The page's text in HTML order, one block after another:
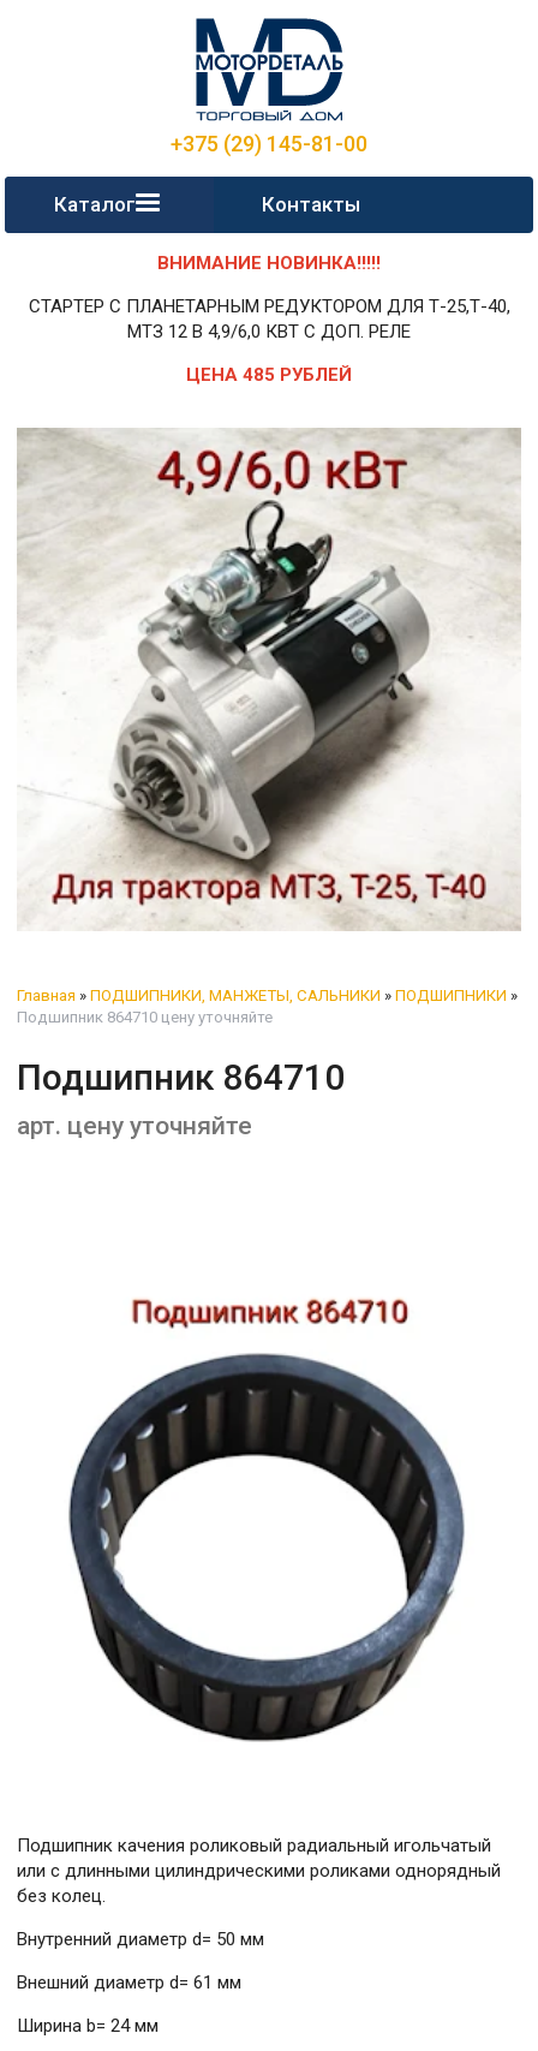
+375 (29) 145-81-00
Каталог Контакты
ВНИМАНИЕ НОВИНКА!!!!!
СТАРТЕР С ПЛАНЕТАРНЫМ РЕДУКТОРОМ ДЛЯ Т-25,Т-40,
МТЗ 12 В 4,9/6,0 КВТ С ДОП. РЕЛЕ
ЦЕНА 485 РУБЛЕЙ
Главная » ПОДШИПНИКИ, МАНЖЕТЫ, САЛЬНИКИ » ПОДШИПНИКИ »
Подшипник 864710 цену уточняйте
Подшипник 864710
арт. цену уточняйте
Подшипник качения роликовый радиальный игольчатый
или с длинными цилиндрическими роликами однорядный
без колец.
Внутренний диаметр d= 50 мм
Внешний диаметр d= 61 мм
Ширина b= 24 мм